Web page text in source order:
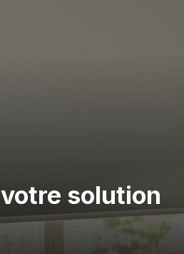
solution